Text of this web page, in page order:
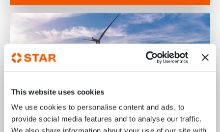
This website uses cookies
We use cookies to personalise content and ads, to
provide social media features and to analyse our traffic.